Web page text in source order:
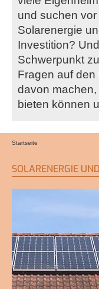
und suchen
Solarenergie
Investition?
Schwerpunkt
Fragen auf
davon
bieten können
Startseite
SOLARENERGIE